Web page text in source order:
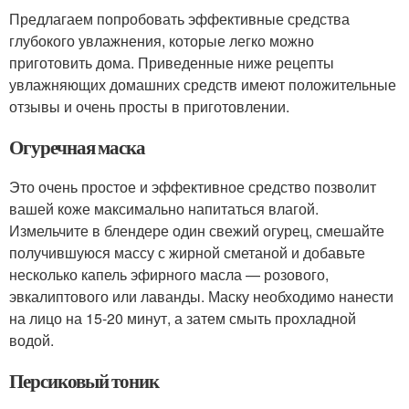
Предлагаем попробовать эффективные средства
глубокого увлажнения, которые легко можно
приготовить дома. Приведенные ниже рецепты
увлажняющих домашних средств имеют положительные
отзывы и очень просты в приготовлении.
Огуречная маска
Это очень простое и эффективное средство позволит
вашей коже максимально напитаться влагой.
Измельчите в блендере один свежий огурец, смешайте
получившуюся массу с жирной сметаной и добавьте
несколько капель эфирного масла — розового,
эвкалиптового или лаванды. Маску необходимо нанести
на лицо на 15-20 минут, а затем смыть прохладной
водой.
Персиковый тоник